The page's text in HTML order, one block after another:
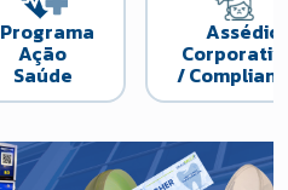
Programa
Ação
Saúde
Assédio
/